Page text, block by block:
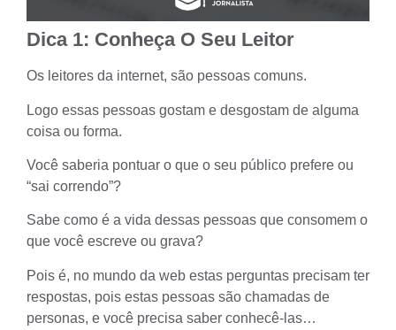
Dica 1: Conheça O Seu Leitor
Os leitores da internet, são pessoas comuns.
Logo essas pessoas gostam e desgostam de alguma
coisa ou forma.
Você saberia pontuar o que o seu público prefere ou
“sai correndo”?
Sabe como é a vida dessas pessoas que consomem o
que você escreve ou grava?
Pois é, no mundo da web estas perguntas precisam ter
respostas, pois estas pessoas são chamadas de
personas, e você precisa saber conhecê-las…